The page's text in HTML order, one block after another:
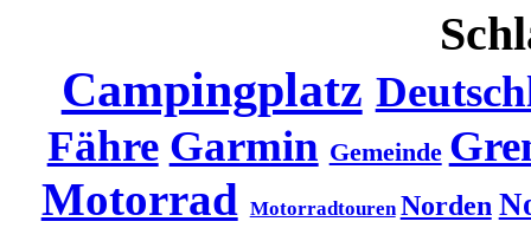
Campingplatz
Fähre Garmin Gemeinde
Motorrad Motorradtouren Norden